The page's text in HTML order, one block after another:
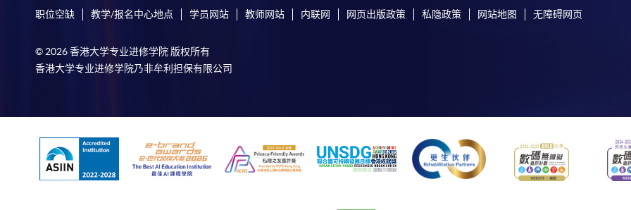
职位空缺 教学/报名中心地点 学员网站 教师网站 内联网 网页出版政策 私隐政策 网站地图 无障碍网页
© 2026 香港大学专业进修学院 版权所有
香港大学专业进修学院乃非牟利担保有限公司